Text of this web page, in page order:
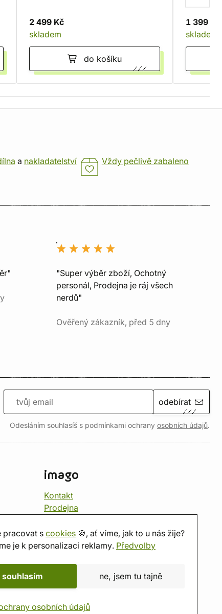
2 499 Kč
skladem
do košíku
1 399 Kč
skladem
pracovat s cookies 🍪, ať víme, jak to u nás žije?
je k personalizaci reklamy. Předvolby
souhlasím ne, jsem tu tajně
osobních údajů
a nakladatelství Vždy pečlivě zabaleno
"Super výběr zboží, Ochotný
personál, Prodejna je ráj všech
nerdů"
Ověřený zákazník, před 5 dny
odebírat
Odesláním souhlasíš s podmínkami ochrany osobních údajů.
imago
Kontakt
Prodejna
O nás
Hodnocení obchodu